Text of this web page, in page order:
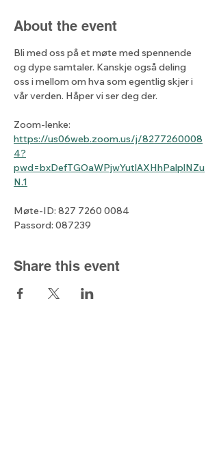
About the event
Bli med oss på et møte med spennende
og dype samtaler. Kanskje også deling
oss i mellom om hva som egentlig skjer i
vår verden. Håper vi ser deg der.
Zoom-lenke:
https://us06web.zoom.us/j/8277260008
4?
pwd=bxDefTGOaWPjwYutlAXHhPalplNZu
N.1
Møte-ID: 827 7260 0084
Passord: 087239
Share this event